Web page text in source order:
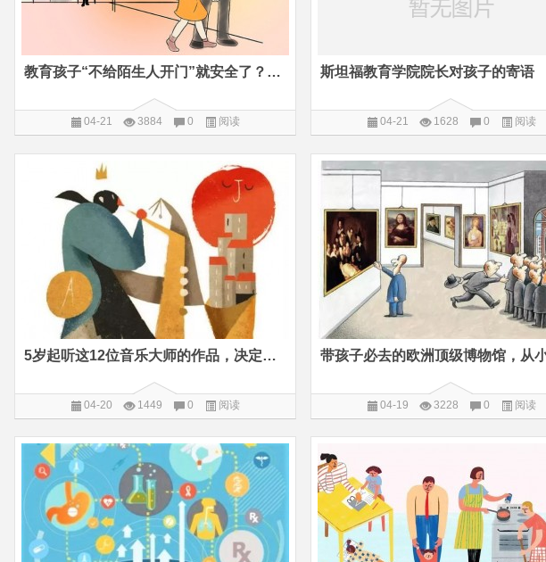
教育孩子“不给陌生人开门”就安全了？这从根上就错了！
04-21 3884 0 阅读
斯坦福教育学院院长对孩子的寄语
04-21 1628 0 阅读
5岁起听这12位音乐大师的作品，决定孩子一生的品味
04-20 1449 0 阅读 04-19 3228 0 阅读